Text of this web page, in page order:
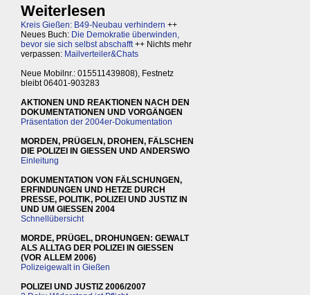
Weiterlesen
Kreis Gießen: B49-Neubau verhindern ++
Neues Buch: Die Demokratie überwinden,
bevor sie sich selbst abschafft++ Nichts mehr
verpassen: Mailverteiler&Chats
Neue Mobilnr.: 015511439808), Festnetz
bleibt 06401-903283
AKTIONEN UND REAKTIONEN NACH DEN
DOKUMENTATIONEN UND VORGÄNGEN
Präsentation der 2004er-Dokumentation
MORDEN, PRÜGELN, DROHEN, FÄLSCHEN
DIE POLIZEI IN GIESSEN UND ANDERSWO
Einleitung
DOKUMENTATION VON FÄLSCHUNGEN,
ERFINDUNGEN UND HETZE DURCH
PRESSE, POLITIK, POLIZEI UND JUSTIZ IN
UND UM GIESSEN 2004
Schnellübersicht
MORDE, PRÜGEL, DROHUNGEN: GEWALT
ALS ALLTAG DER POLIZEI IN GIESSEN
(VOR ALLEM 2006)
Polizeigewalt in Gießen
POLIZEI UND JUSTIZ 2006/2007